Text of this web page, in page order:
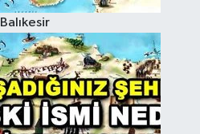
Balıkesir